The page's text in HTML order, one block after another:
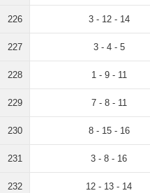
226 3 - 12 - 14
227 3 - 4 - 5
228 1 - 9 - 11
229 7 - 8 - 11
230 8 - 15 - 16
231 3 - 8 - 16
232 12 - 13 - 14